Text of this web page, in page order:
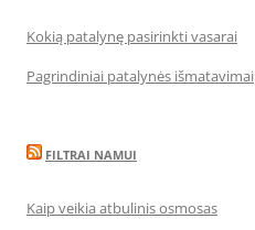
Kokią patalynę pasirinkti vasarai
Pagrindiniai patalynės išmatavimai
FILTRAI NAMUI
Kaip veikia atbulinis osmosas